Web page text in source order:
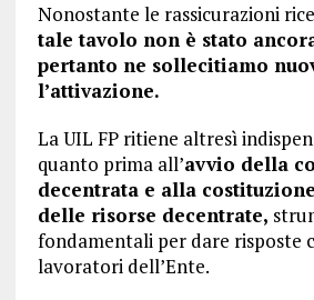
Nonostante le rassicurazioni
tale tavolo non è stato
pertanto ne sollecitiamo
l’attivazione.
La UIL FP ritiene altresì
quanto prima all’avvio della
decentrata e alla
delle risorse decentrate,
fondamentali per dare risposte
lavoratori dell’Ente.